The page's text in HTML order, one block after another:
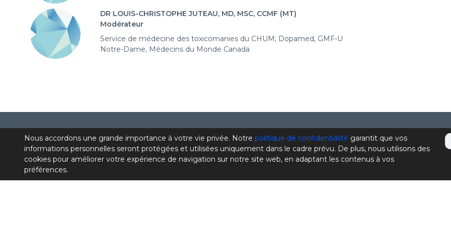
DR LOUIS-CHRISTOPHE JUTEAU, MD, MSC, CCMF (MT)
Modérateur
Service de médecine des toxicomanies du CHUM; Dopamed, GMF-U
Notre-Dame, Médecins du Monde Canada
Première communauté de pratique médicale du
À propos de la CPMD
Devenir membre
Se connecter
Nous accordons une grande importance à votre vie privée. Notre politique de confidentialité garantit que vos
informations personnelles seront protégées et utilisées uniquement dans le cadre prévu. De plus, nous utilisons des
cookies pour améliorer votre expérience de navigation sur notre site web, en adaptant les contenus à vos
préférences.